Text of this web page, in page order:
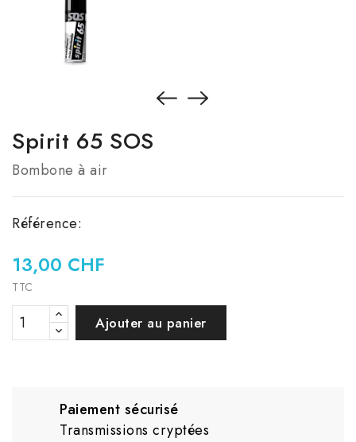
Spirit 65 SOS
Bombone à air
Référence:
13,00 CHF
TTC
Ajouter au panier
Paiement sécurisé
Transmissions cryptées